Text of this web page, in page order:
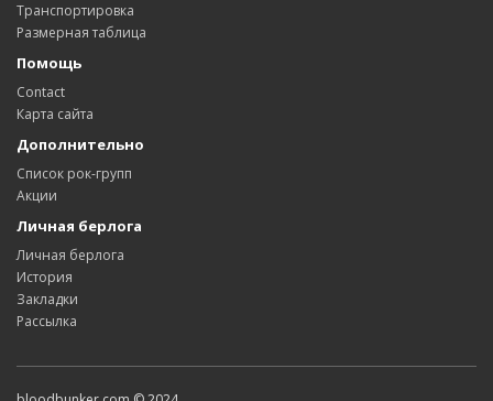
Транспортировка
Размерная таблица
Помощь
Contact
Карта сайта
Дополнительно
Список рок-групп
Акции
Личная берлога
Личная берлога
История
Закладки
Рассылка